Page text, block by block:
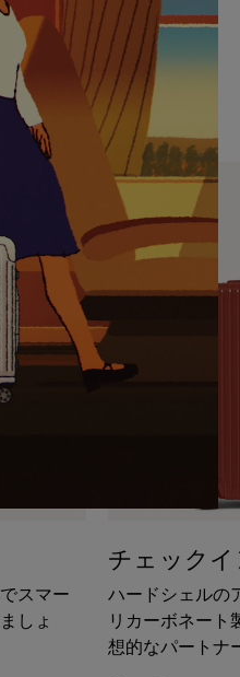
セレクション
り添う究極の
けましょう
スマー
しょ
チェック
ハードシェルの
リカーボネート
想的なパートナ